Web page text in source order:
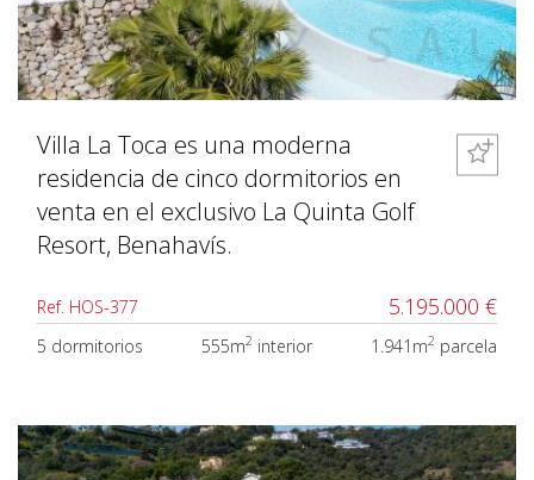
Villa La Toca es una moderna
residencia de cinco dormitorios en
venta en el exclusivo La Quinta Golf
Resort, Benahavís.
Ref. HOS-377 5.195.000 €
5 dormitorios 555m2 interior 1.941m2 parcela